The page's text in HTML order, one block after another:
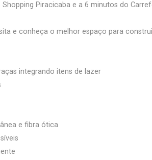
Piracicaba e a 6 minutos do
e conheça o melhor espaço para
integrando itens de lazer
e fibra ótica